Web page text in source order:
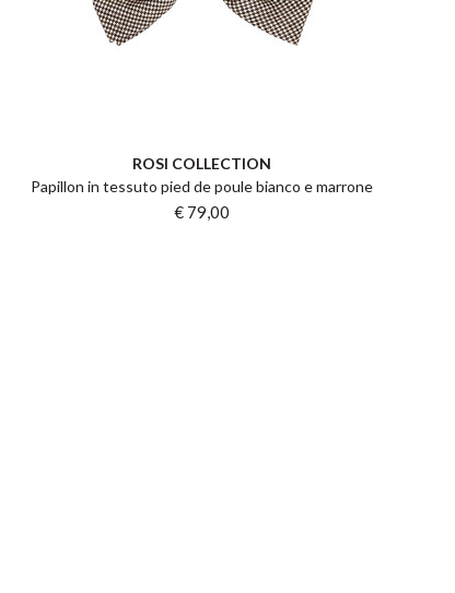
ROSI COLLECTION
Papillon in tessuto pied de poule bianco e marrone
€ 79,00